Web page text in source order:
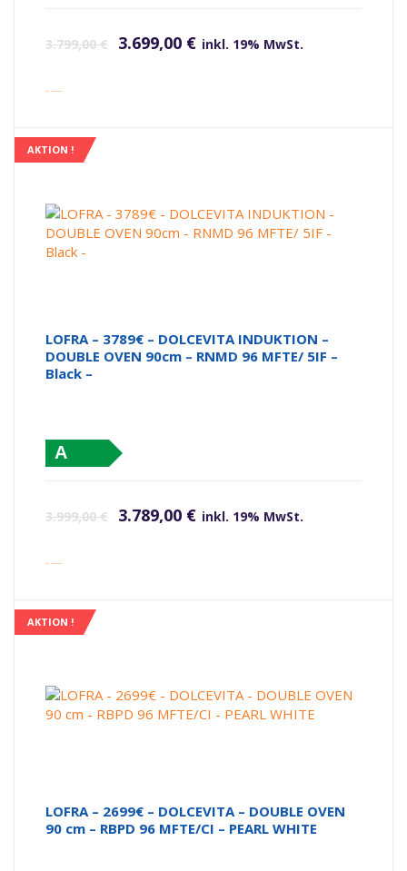
3.799,00€ 3.699,00 € inkl. 19% MwSt.
inkl. Versandkosten
AKTION !
LOFRA – 3789€ – DOLCEVITA INDUKTION –
DOUBLE OVEN 90cm – RNMD 96 MFTE/ 5IF –
Black –
A
3.999,00€ 3.789,00 € inkl. 19% MwSt.
inkl. Versandkosten
AKTION !
LOFRA – 2699€ – DOLCEVITA – DOUBLE OVEN
90 cm – RBPD 96 MFTE/CI – PEARL WHITE